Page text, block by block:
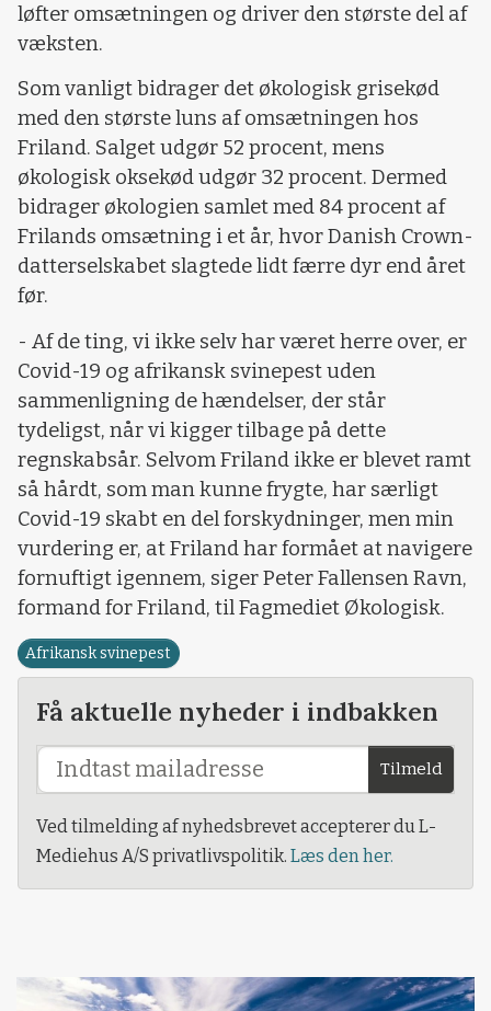
løfter omsætningen og driver den største del af
væksten.
Som vanligt bidrager det økologisk grisekød
med den største luns af omsætningen hos
Friland. Salget udgør 52 procent, mens
økologisk oksekød udgør 32 procent. Dermed
bidrager økologien samlet med 84 procent af
Frilands omsætning i et år, hvor Danish Crown-
datterselskabet slagtede lidt færre dyr end året
før.
- Af de ting, vi ikke selv har været herre over, er
Covid-19 og afrikansk svinepest uden
sammenligning de hændelser, der står
tydeligst, når vi kigger tilbage på dette
regnskabsår. Selvom Friland ikke er blevet ramt
så hårdt, som man kunne frygte, har særligt
Covid-19 skabt en del forskydninger, men min
vurdering er, at Friland har formået at navigere
fornuftigt igennem, siger Peter Fallensen Ravn,
formand for Friland, til Fagmediet Økologisk.
Afrikansk svinepest
Få aktuelle nyheder i indbakken
Tilmeld
Ved tilmelding af nyhedsbrevet accepterer du L-
Mediehus A/S privatlivspolitik. Læs den her.